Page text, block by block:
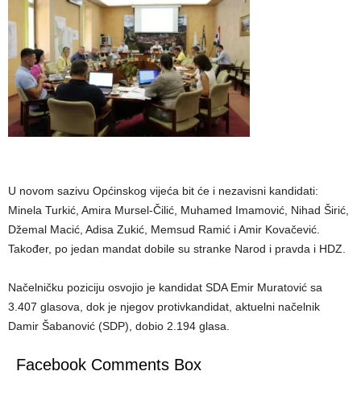
U novom sazivu Općinskog vijeća bit će i nezavisni kandidati:
Minela Turkić, Amira Mursel-Čilić, Muhamed Imamović, Nihad Širić,
Džemal Macić, Adisa Zukić, Memsud Ramić i Amir Kovačević.
Također, po jedan mandat dobile su stranke Narod i pravda i HDZ.
Načelničku poziciju osvojio je kandidat SDA Emir Muratović sa
3.407 glasova, dok je njegov protivkandidat, aktuelni načelnik
Damir Šabanović (SDP), dobio 2.194 glasa.
Facebook Comments Box